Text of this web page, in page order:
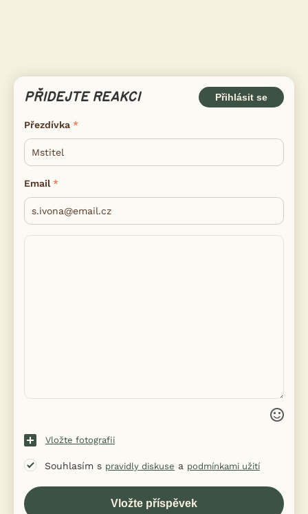
PŘIDEJTE REAKCI Přihlásit se
Přezdívka
Email
Vložte fotografii
Souhlasím s pravidly diskuse a podmínkami užití